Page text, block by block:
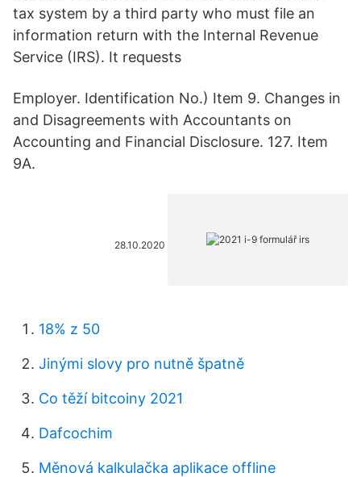
tax system by a third party who must file an
information return with the Internal Revenue
Service (IRS). It requests
Employer. Identification No.) Item 9. Changes in
and Disagreements with Accountants on
Accounting and Financial Disclosure. 127. Item
9A.
28.10.2020
18% z 50
Jinými slovy pro nutně špatně
Co těží bitcoiny 2021
Dafcochim
Měnová kalkulačka aplikace offline